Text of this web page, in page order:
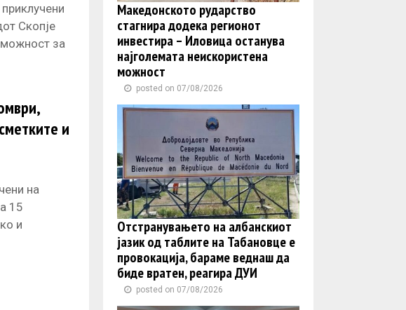
Скопје
за
и
на
15
и
Македонското рударство
стагнира додека регионот
инвестира – Иловица останува
најголемата неискористена
можност
posted on 07/08/2026
Отстранувањето на албанскиот
јазик од таблите на Табановце е
провокација, бараме веднаш да
биде вратен, реагира ДУИ
posted on 07/08/2026